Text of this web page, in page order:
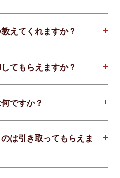
えてくれますか？
てもらえますか？
ですか？
は引き取ってもらえま